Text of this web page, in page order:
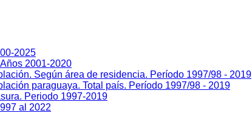
2025
2001-2020
Según área de residencia. Período 1997/98 - 2019
paraguaya. Total país. Período 1997/98 - 2019
Periodo 1997-2019
al 2022